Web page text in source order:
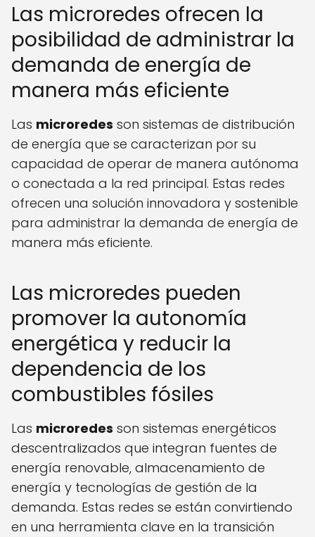
Las microredes ofrecen la
posibilidad de administrar la
demanda de energía de
manera más eficiente
Las microredes son sistemas de distribución
de energía que se caracterizan por su
capacidad de operar de manera autónoma
o conectada a la red principal. Estas redes
ofrecen una solución innovadora y sostenible
para administrar la demanda de energía de
manera más eficiente.
Las microredes pueden
promover la autonomía
energética y reducir la
dependencia de los
combustibles fósiles
Las microredes son sistemas energéticos
descentralizados que integran fuentes de
energía renovable, almacenamiento de
energía y tecnologías de gestión de la
demanda. Estas redes se están convirtiendo
en una herramienta clave en la transición